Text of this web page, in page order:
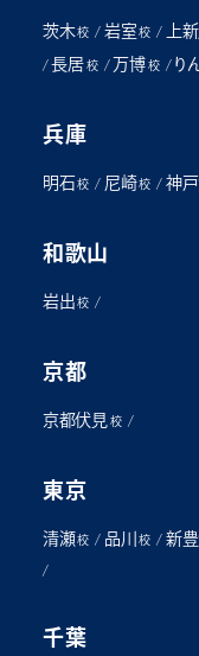
茨木 校 / 岩室 校 / 上
/長居 校/ 万博 校/ り
兵庫
明石 校 / 尼崎 校 / 神
和歌山
岩出 校 /
京都
京都伏見 校/
東京
清瀬 校 / 品川 校 / 新
/
千葉